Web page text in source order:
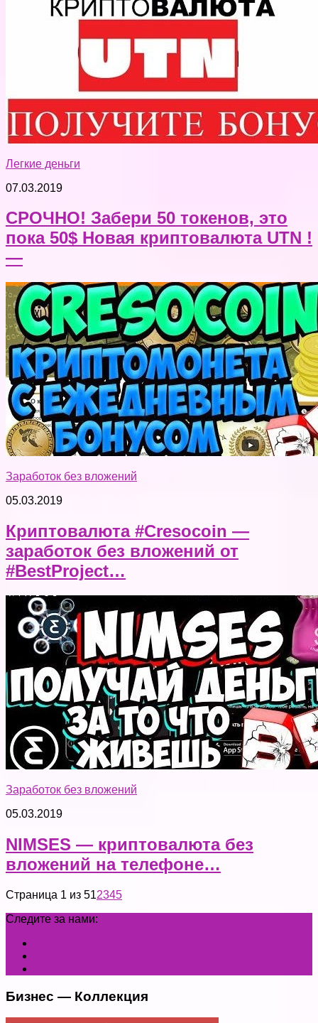
Легкие деньги
07.03.2019
СРОЧНО! Забери 50 токенов, это
пока 50$ Новая криптовалюта UTN !
—
Заработок без вложений
05.03.2019
Криптовалюта #Cresocoin —
заработок без вложений от
#BestProject…
Заработок без вложений
05.03.2019
NIMSES — криптовалюта без
вложений на телефоне…
Страница 1 из 512345
Следите за нами:
Бизнес — Коллекция